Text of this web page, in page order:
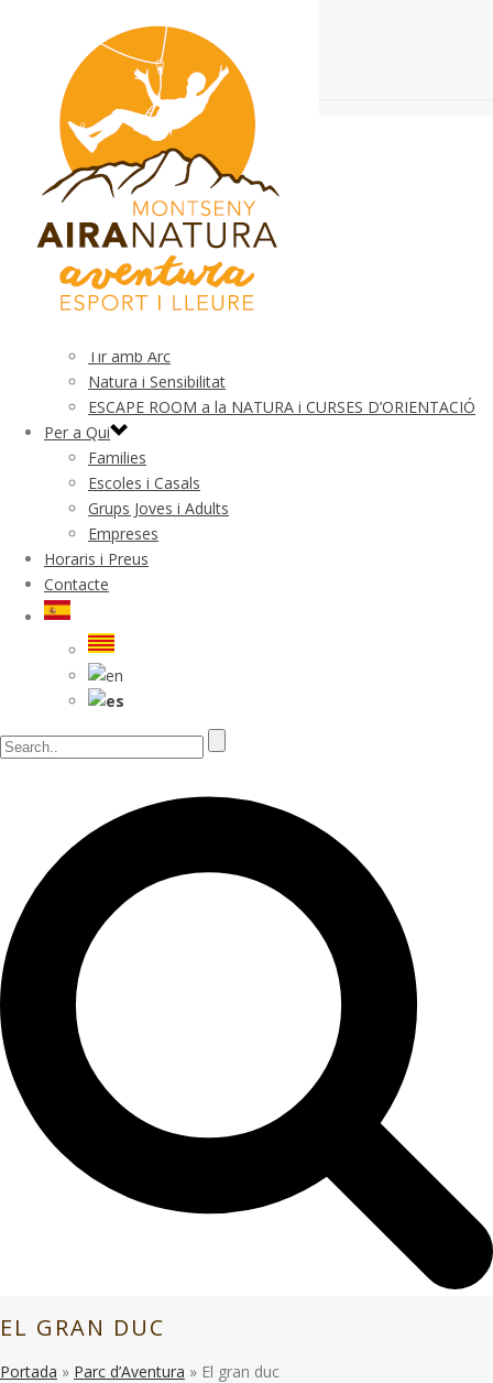
El Parc
Què és
Normativa
Seguretat
Esdeveniments Esportius
Mapa
Activitats
Parc d’Aventura
Tir amb Arc
Natura i Sensibilitat
ESCAPE ROOM a la NATURA i CURSES D’ORIENTACIÓ
Per a Qui
Families
Escoles i Casals
Grups Joves i Adults
Empreses
Horaris i Preus
Contacte
EL GRAN DUC
Portada » Parc d’Aventura » El gran duc